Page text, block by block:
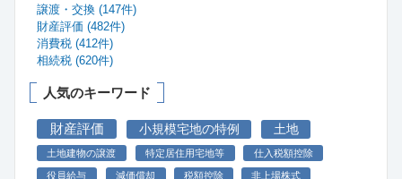
譲渡・交換 (147件)
財産評価 (482件)
消費税 (412件)
相続税 (620件)
人気のキーワード
財産評価 小規模宅地の特例 土地
土地建物の譲渡 特定居住用宅地等 仕入税額控除
役員給与 減価償却 税額控除 非上場株式